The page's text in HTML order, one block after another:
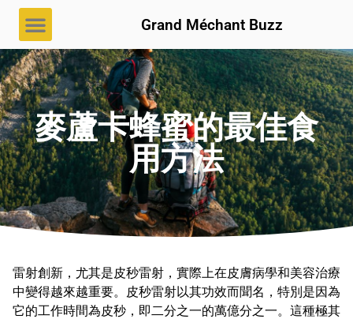
Grand Méchant Buzz
麥蘆卡蜂蜜的最佳食
用方法
雷射創新，尤其是皮秒雷射，實際上在皮膚病學和美容治療
中變得越來越重要。皮秒雷射以其功效而聞名，特別是因為
它的工作時間為皮秒，即二分之一的萬億分之一。這種極其